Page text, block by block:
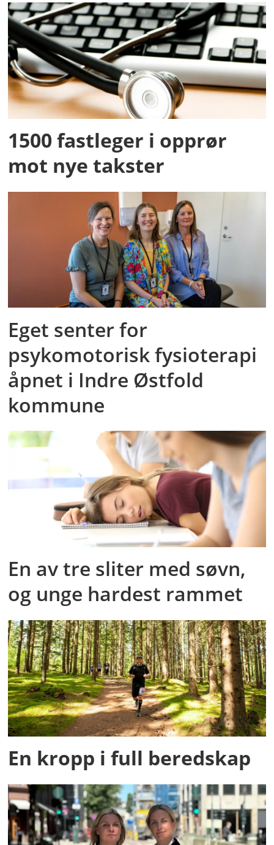
1500 fastleger i opprør
mot nye takster
Eget senter for
psykomotorisk fysioterapi
åpnet i Indre Østfold
kommune
En av tre sliter med søvn,
og unge hardest rammet
En kropp i full beredskap